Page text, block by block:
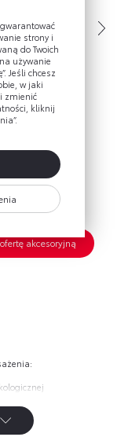
akcesoryjną
strony i
do Twoich
używanie
Jeśli chcesz
w jaki
zmienić
kliknij